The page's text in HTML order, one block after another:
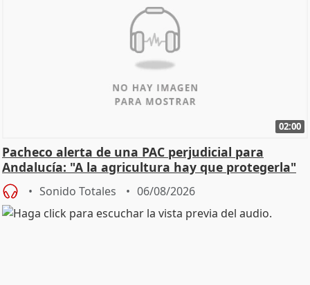
02:00
Pacheco alerta de una PAC perjudicial para
Andalucía: "A la agricultura hay que protegerla"
Sonido Totales 06/08/2026